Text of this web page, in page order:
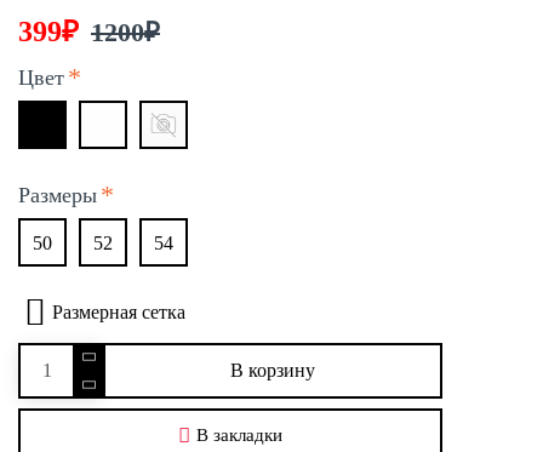
399₽ 1200₽
Цвет
Размеры
50 52 54
В корзину
В закладки
Размерная сетка